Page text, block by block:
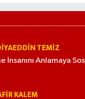
TEMIZ
İnsanını Anlamaya
KALEM